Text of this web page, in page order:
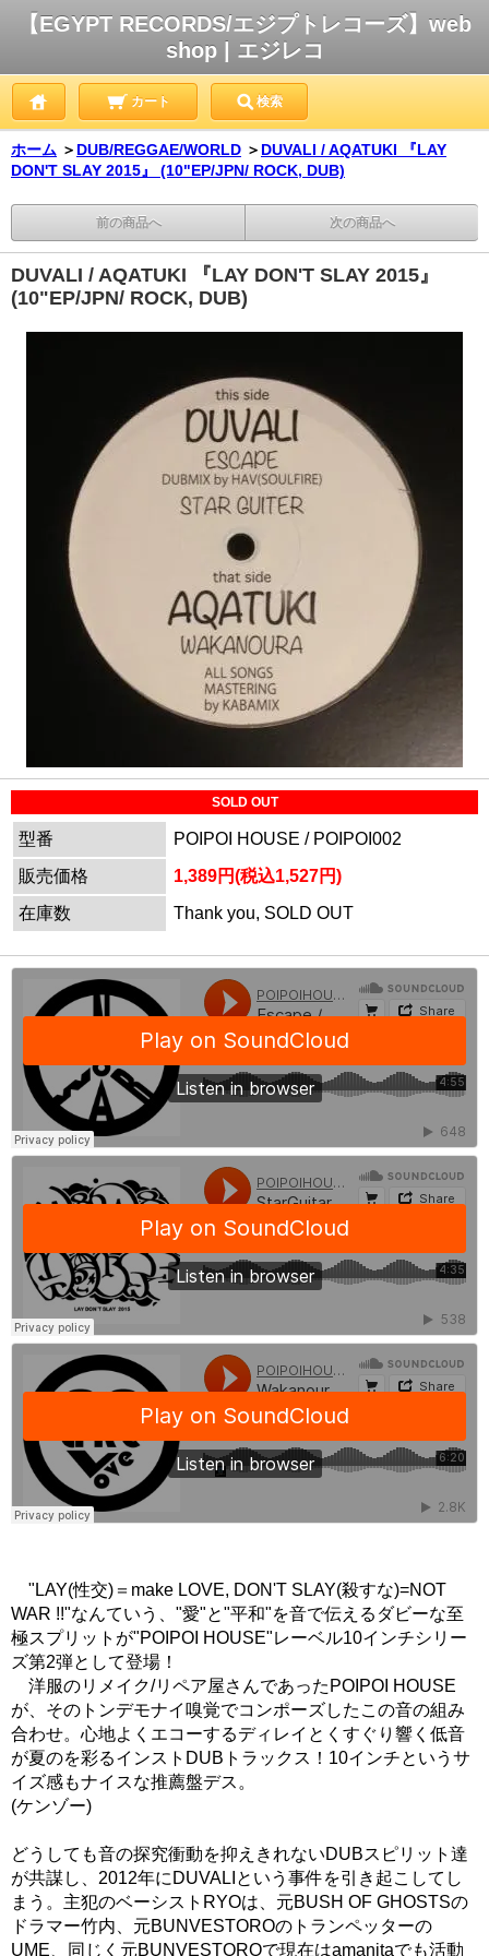
【EGYPT RECORDS/エジプトレコーズ】web
shop | エジレコ
カート 検索
ホーム ＞ DUB/REGGAE/WORLD ＞ DUVALI / AQATUKI 『LAY
DON'T SLAY 2015』 (10"EP/JPN/ ROCK, DUB)
前の商品へ 次の商品へ
DUVALI / AQATUKI 『LAY DON'T SLAY 2015』
(10"EP/JPN/ ROCK, DUB)
SOLD OUT
型番
POIPOI HOUSE / POIPOI002
販売価格
1,389円(税込1,527円)
在庫数
Thank you, SOLD OUT
"LAY(性交)＝make LOVE, DON'T SLAY(殺すな)=NOT
WAR !!"なんていう、"愛"と"平和"を音で伝えるダビーな至
極スプリットが"POIPOI HOUSE"レーベル10インチシリー
ズ第2弾として登場！
洋服のリメイク/リペア屋さんであったPOIPOI HOUSE
が、そのトンデモナイ嗅覚でコンポーズしたこの音の組み
合わせ。心地よくエコーするディレイとくすぐり響く低音
が夏のを彩るインストDUBトラックス！10インチというサ
イズ感もナイスな推薦盤デス。
(ケンゾー)
どうしても音の探究衝動を抑えきれないDUBスピリット達
が共謀し、2012年にDUVALIという事件を引き起こしてし
まう。主犯のベーシストRYOは、元BUSH OF GHOSTSの
ドラマー竹内、元BUNVESTOROのトランペッターの
UME、同じく元BUNVESTOROで現在はamanitaでも活動